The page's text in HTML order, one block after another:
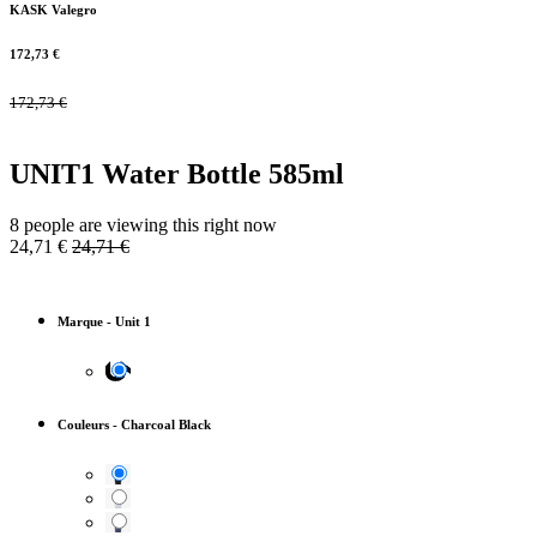
KASK Valegro
172,73 €
172,73€
UNIT1 Water Bottle 585ml
8 people are viewing this right now
24,71 € 24,71€
Marque - Unit 1
Couleurs - Charcoal Black